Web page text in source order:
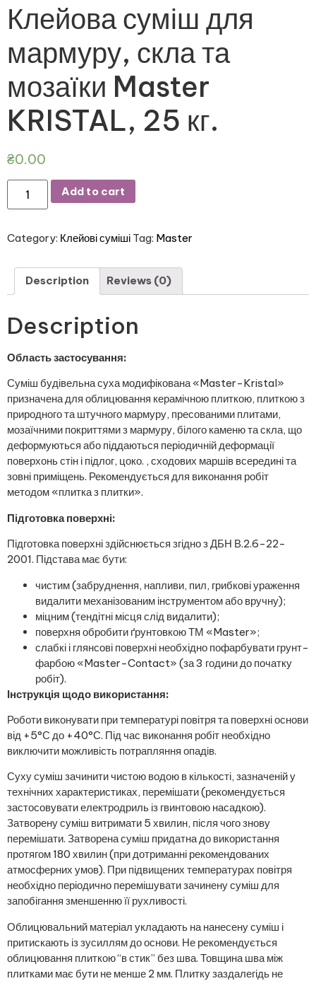
Клейова суміш для
мармуру, скла та
мозаїки Master
KRISTAL, 25 кг.
₴0.00
Add to cart
Category: Клейові суміші Tag: Master
Description Reviews (0)
Description
Область застосування:
Суміш будівельна суха модифікована «Master-Kristal»
призначена для облицювання керамічною плиткою, плиткою з
природного та штучного мармуру, пресованими плитами,
мозаїчними покриттями з мармуру, білого каменю та скла, що
деформуються або піддаються періодичній деформації
поверхонь стін і підлог, цоко. , сходових маршів всередині та
зовні приміщень. Рекомендується для виконання робіт
методом «плитка з плитки».
Підготовка поверхні:
Підготовка поверхні здійснюється згідно з ДБН В.2.6-22-
2001. Підстава має бути:
чистим (забруднення, напливи, пил, грибкові ураження
видалити механізованим інструментом або вручну);
міцним (тендітні місця слід видалити);
поверхня обробити ґрунтовкою ТМ «Master»;
слабкі і глянсові поверхні необхідно пофарбувати грунт-
фарбою «Master-Contact» (за 3 години до початку
робіт).
Інструкція щодо використання:
Роботи виконувати при температурі повітря та поверхні основи
від +5°С до +40°С. Під час виконання робіт необхідно
виключити можливість потрапляння опадів.
Суху суміш зачинити чистою водою в кількості, зазначеній у
технічних характеристиках, перемішати (рекомендується
застосовувати електродриль із гвинтовою насадкою).
Затворену суміш витримати 5 хвилин, після чого знову
перемішати. Затворена суміш придатна до використання
протягом 180 хвилин (при дотриманні рекомендованих
атмосферних умов). При підвищених температурах повітря
необхідно періодично перемішувати зачинену суміш для
запобігання зменшенню її рухливості.
Облицювальний матеріал укладають на нанесену суміш і
притискають із зусиллям до основи. Не рекомендується
облицювання плиткою “в стик” без шва. Товщина шва між
плитками має бути не менше 2 мм. Плитку заздалегідь не